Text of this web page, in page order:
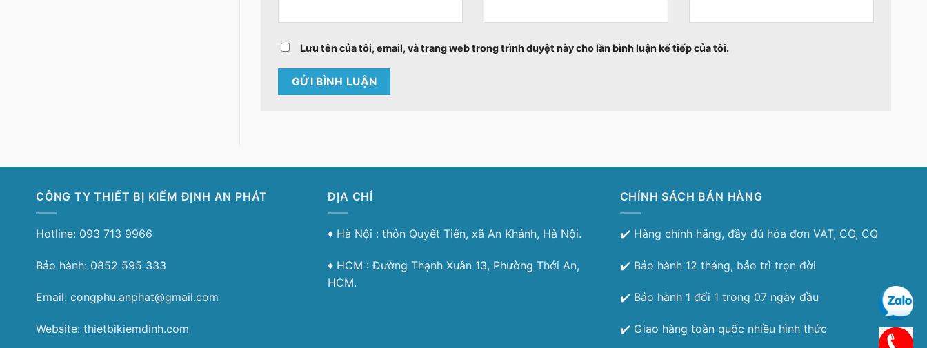
Lưu tên của tôi, email, và trang web trong trình duyệt này cho lần bình luận kế tiếp của tôi.
CÔNG TY THIẾT BỊ KIỂM ĐỊNH AN PHÁT
Hotline: 093 713 9966
Bảo hành: 0852 595 333
Email: congphu.anphat@gmail.com
Website: thietbikiemdinh.com
ĐỊA CHỈ
♦︎ Hà Nội : thôn Quyết Tiến, xã An Khánh, Hà Nội.
♦︎ HCM : Đường Thạnh Xuân 13, Phường Thới An,
HCM.
CHÍNH SÁCH BÁN HÀNG
✔️ Hàng chính hãng, đầy đủ hóa đơn VAT, CO, CQ
✔️ Bảo hành 12 tháng, bảo trì trọn đời
✔️ Bảo hành 1 đổi 1 trong 07 ngày đầu
✔️ Giao hàng toàn quốc nhiều hình thức